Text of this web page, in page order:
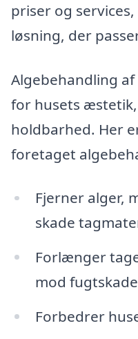
priser og
løsning, der
Algebehandling
for husets
holdbarhed. Her
foretaget
Fjerner alger,
skade
Forlænger
mod
Forbedrer